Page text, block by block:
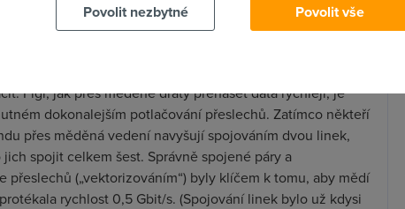
pomocí jedné měděné dvoulinky. Problémem je, že
přenosovou kapacitu, která dnešním nárokům na
Fígl, jak přes měděné dráty přenášet data rychleji, je
dokonalejším potlačování přeslechů. Zatímco někteří
přes měděná vedení navyšují spojováním dvou linek,
spojit celkem šest. Správně spojené páry a
přeslechů („vektorizováním“) byly klíčem k tomu, aby mědí
rychlost 0,5 Gbit/s. (Spojování linek bylo už kdysi
Povolit nezbytné
Povolit vše